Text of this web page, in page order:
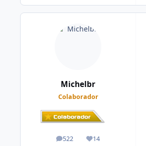
Michelbr
Colaborador
522
posts 14
Reputação